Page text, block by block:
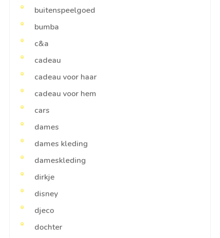
buitenspeelgoed
bumba
c&a
cadeau
cadeau voor haar
cadeau voor hem
cars
dames
dames kleding
dameskleding
dirkje
disney
djeco
dochter